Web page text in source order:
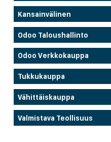
Kansainvälinen
Odoo Taloushallinto
Odoo Verkkokauppa
Tukkukauppa
Vähittäiskauppa
Valmistava Teollisuus